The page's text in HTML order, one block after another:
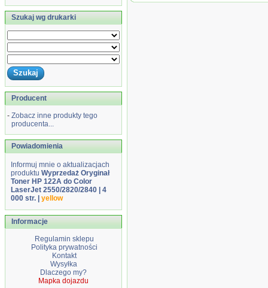
Szukaj wg drukarki
Producent
- Zobacz inne produkty tego
producenta...
Powiadomienia
Informuj mnie o aktualizacjach
produktu Wyprzedaż Oryginał
Toner HP 122A do Color
LaserJet 2550/2820/2840 | 4
000 str. |
yellow
Informacje
Regulamin sklepu
Polityka prywatności
Kontakt
Wysyłka
Dlaczego my?
Mapka dojazdu